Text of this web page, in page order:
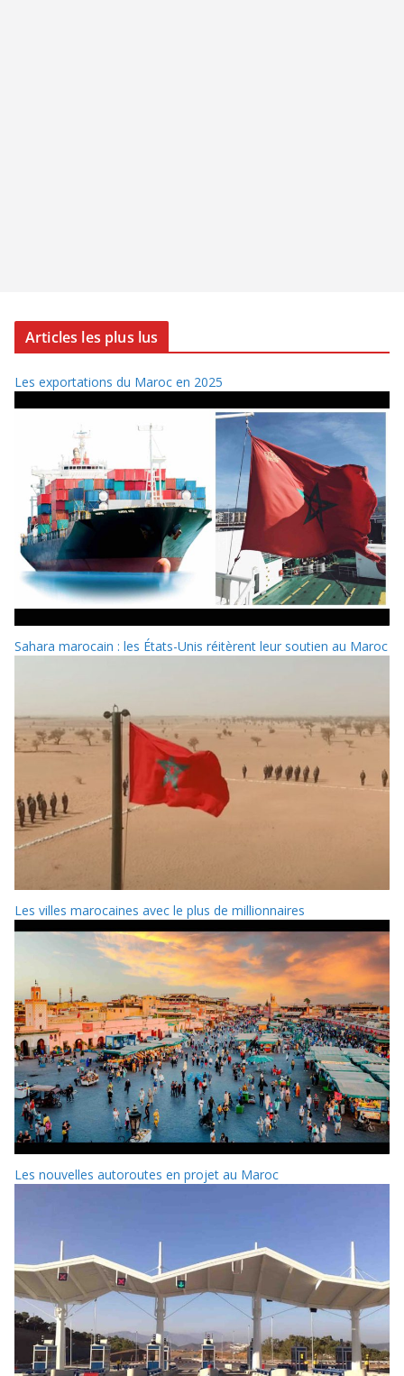
Articles les plus lus
Les exportations du Maroc en 2025
Sahara marocain : les États-Unis réitèrent leur soutien au Maroc
Les villes marocaines avec le plus de millionnaires
Les nouvelles autoroutes en projet au Maroc